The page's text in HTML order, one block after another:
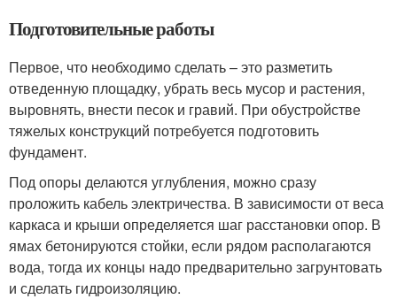
Подготовительные работы
Первое, что необходимо сделать – это разметить
отведенную площадку, убрать весь мусор и растения,
выровнять, внести песок и гравий. При обустройстве
тяжелых конструкций потребуется подготовить
фундамент.
Под опоры делаются углубления, можно сразу
проложить кабель электричества. В зависимости от веса
каркаса и крыши определяется шаг расстановки опор. В
ямах бетонируются стойки, если рядом располагаются
вода, тогда их концы надо предварительно загрунтовать
и сделать гидроизоляцию.